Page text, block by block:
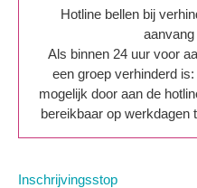
Hotline bellen bij
Als binnen 24 uur voor
een groep verhinderd
mogelijk door aan de
bereikbaar op werkdagen
Inschrijvingsstop